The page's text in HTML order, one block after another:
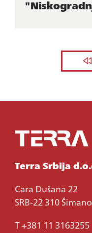
Terra Srbija
Cara Dušana 22
SRB-22 310
T +381 11 3163255